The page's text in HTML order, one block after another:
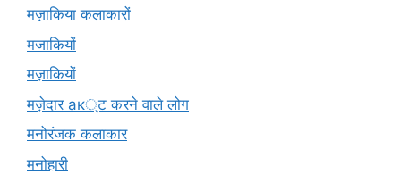
मज़ाकिया कलाकारों
मजाकियों
मज़ाकियों
मज़ेदार ак्ट करने वाले लोग
मनोरंजक कलाकार
मनोहारी